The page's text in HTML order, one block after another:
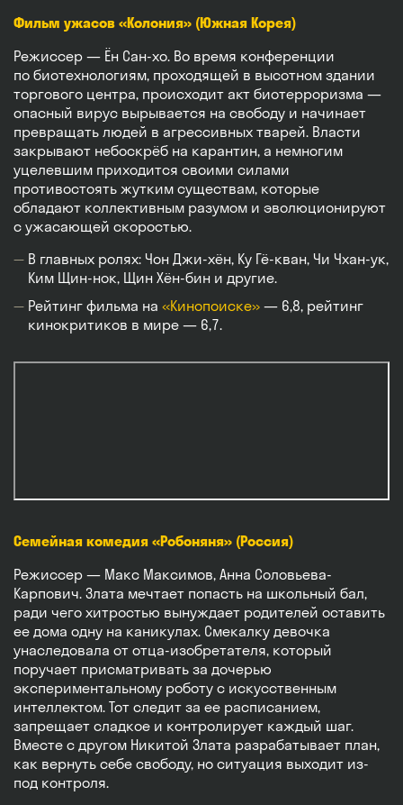
Фильм ужасов «Колония» (Южная Корея)
Режиссер — Ён Сан-хо. Во время конференции
по биотехнологиям, проходящей в высотном здании
торгового центра, происходит акт биотерроризма —
опасный вирус вырывается на свободу и начинает
превращать людей в агрессивных тварей. Власти
закрывают небоскрёб на карантин, а немногим
уцелевшим приходится своими силами
противостоять жутким существам, которые
обладают коллективным разумом и эволюционируют
с ужасающей скоростью.
В главных ролях: Чон Джи-хён, Ку Гё-кван, Чи Чхан-ук,
Ким Щин-нок, Щин Хён-бин и другие.
Рейтинг фильма на «Кинопоиске» — 6,8, рейтинг
кинокритиков в мире — 6,7.
Семейная комедия «Робоняня» (Россия)
Режиссер — Макс Максимов, Анна Соловьева-
Карпович. Злата мечтает попасть на школьный бал,
ради чего хитростью вынуждает родителей оставить
ее дома одну на каникулах. Смекалку девочка
унаследовала от отца-изобретателя, который
поручает присматривать за дочерью
экспериментальному роботу с искусственным
интеллектом. Тот следит за ее расписанием,
запрещает сладкое и контролирует каждый шаг.
Вместе с другом Никитой Злата разрабатывает план,
как вернуть себе свободу, но ситуация выходит из-
под контроля.